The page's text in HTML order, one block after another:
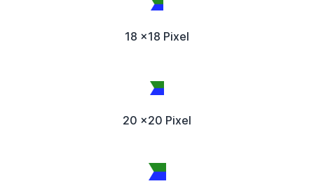
18 x18 Pixel
20 x20 Pixel